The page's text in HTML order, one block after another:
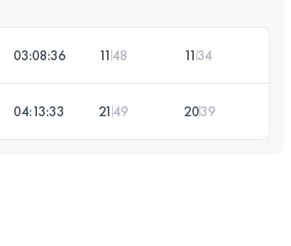
03:08:36 11 48 1134
04:13:33 21 49 2039